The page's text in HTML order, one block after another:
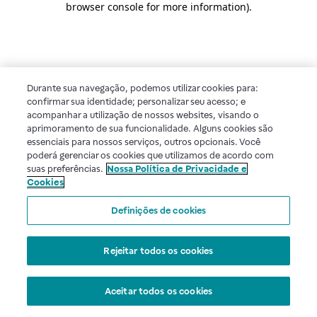
browser console for more information).
Durante sua navegação, podemos utilizar cookies para:
confirmar sua identidade; personalizar seu acesso; e
acompanhar a utilização de nossos websites, visando o
aprimoramento de sua funcionalidade. Alguns cookies são
essenciais para nossos serviços, outros opcionais. Você
poderá gerenciar os cookies que utilizamos de acordo com
suas preferências. Nossa Política de Privacidade e
Cookies
Definições de cookies
Rejeitar todos os cookies
Aceitar todos os cookies